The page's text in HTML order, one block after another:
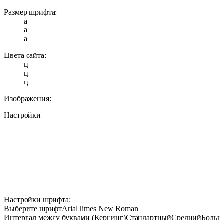
Размер шрифта:
a
a
a
Цвета сайта:
ц
ц
ц
Изображения:
Настройки
Настройки шрифта:
Выберите шрифтArialTimes New Roman
Интервал между буквами (Кернинг)СтандартныйСредний